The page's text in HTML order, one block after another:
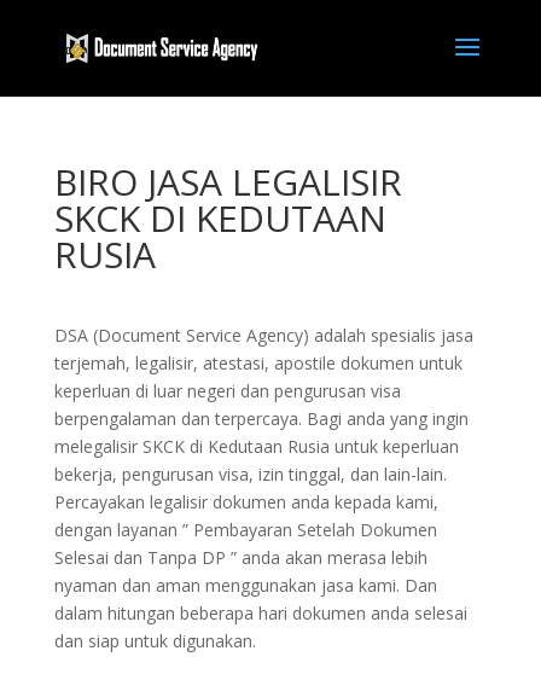
BIRO JASA LEGALISIR
SKCK DI KEDUTAAN
RUSIA
DSA (Document Service Agency) adalah spesialis jasa
terjemah, legalisir, atestasi, apostile dokumen untuk
keperluan di luar negeri dan pengurusan visa
berpengalaman dan terpercaya. Bagi anda yang ingin
melegalisir SKCK di Kedutaan Rusia untuk keperluan
bekerja, pengurusan visa, izin tinggal, dan lain-lain.
Percayakan legalisir dokumen anda kepada kami,
dengan layanan ” Pembayaran Setelah Dokumen
Selesai dan Tanpa DP ” anda akan merasa lebih
nyaman dan aman menggunakan jasa kami. Dan
dalam hitungan beberapa hari dokumen anda selesai
dan siap untuk digunakan.